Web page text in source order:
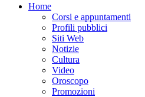
Home
Corsi e appuntamenti
Profili pubblici
Siti Web
Notizie
Cultura
Video
Oroscopo
Promozioni